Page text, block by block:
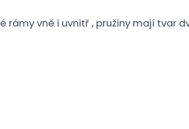
vně i uvnitř , pružiny mají tvar